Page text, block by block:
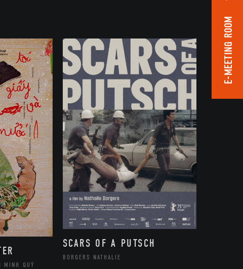
MINH QUÝ
SCARS OF A PUTSCH
BORGERS NATHALIE
E-MEETING ROOM